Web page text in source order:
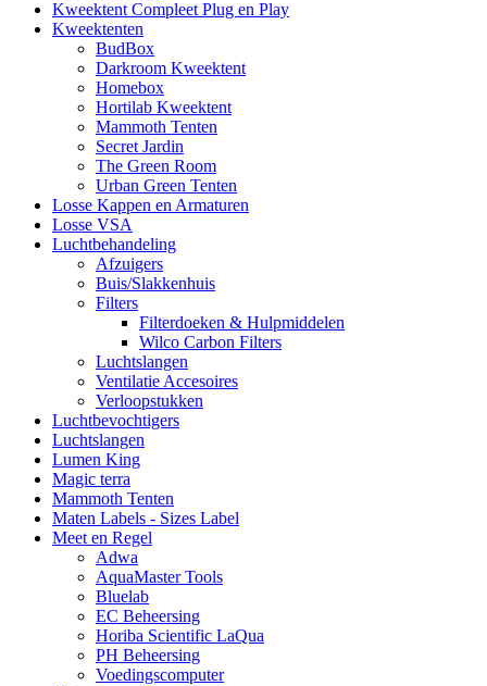
Kweektent Compleet Plug en Play
Kweektenten
BudBox
Darkroom Kweektent
Homebox
Hortilab Kweektent
Mammoth Tenten
Secret Jardin
The Green Room
Urban Green Tenten
Losse Kappen en Armaturen
Losse VSA
Luchtbehandeling
Afzuigers
Buis/Slakkenhuis
Filters
Filterdoeken & Hulpmiddelen
Wilco Carbon Filters
Luchtslangen
Ventilatie Accesoires
Verloopstukken
Luchtbevochtigers
Luchtslangen
Lumen King
Magic terra
Mammoth Tenten
Maten Labels - Sizes Label
Meet en Regel
Adwa
AquaMaster Tools
Bluelab
EC Beheersing
Horiba Scientific LaQua
PH Beheersing
Voedingscomputer